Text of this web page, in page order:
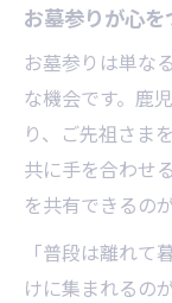
お墓参りが心
お墓参りは単な
な機会です。鹿
り、ご先祖さま
共に手を合わせ
を共有できるの
「普段は離れ
けに集まれるの